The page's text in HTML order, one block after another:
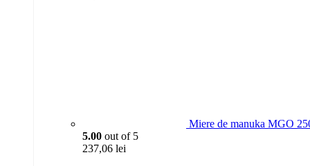
Miere de manuka MGO
5.00 out of 5
237,06 lei